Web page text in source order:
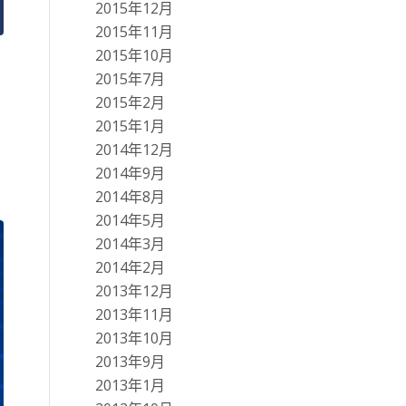
2015年12月
2015年11月
2015年10月
2015年7月
2015年2月
2015年1月
2014年12月
2014年9月
2014年8月
2014年5月
2014年3月
2014年2月
2013年12月
2013年11月
2013年10月
2013年9月
2013年1月